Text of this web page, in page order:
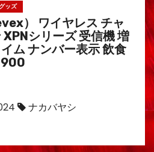
ッズ
） ワイヤレス チャ
シリーズ 受信機 増
ム ナンバー表示 飲食
ナカバヤシ